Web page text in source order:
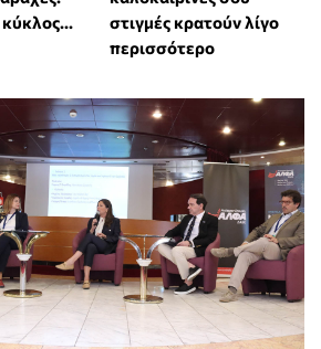
στιγμές κρατούν λίγο
περισσότερο